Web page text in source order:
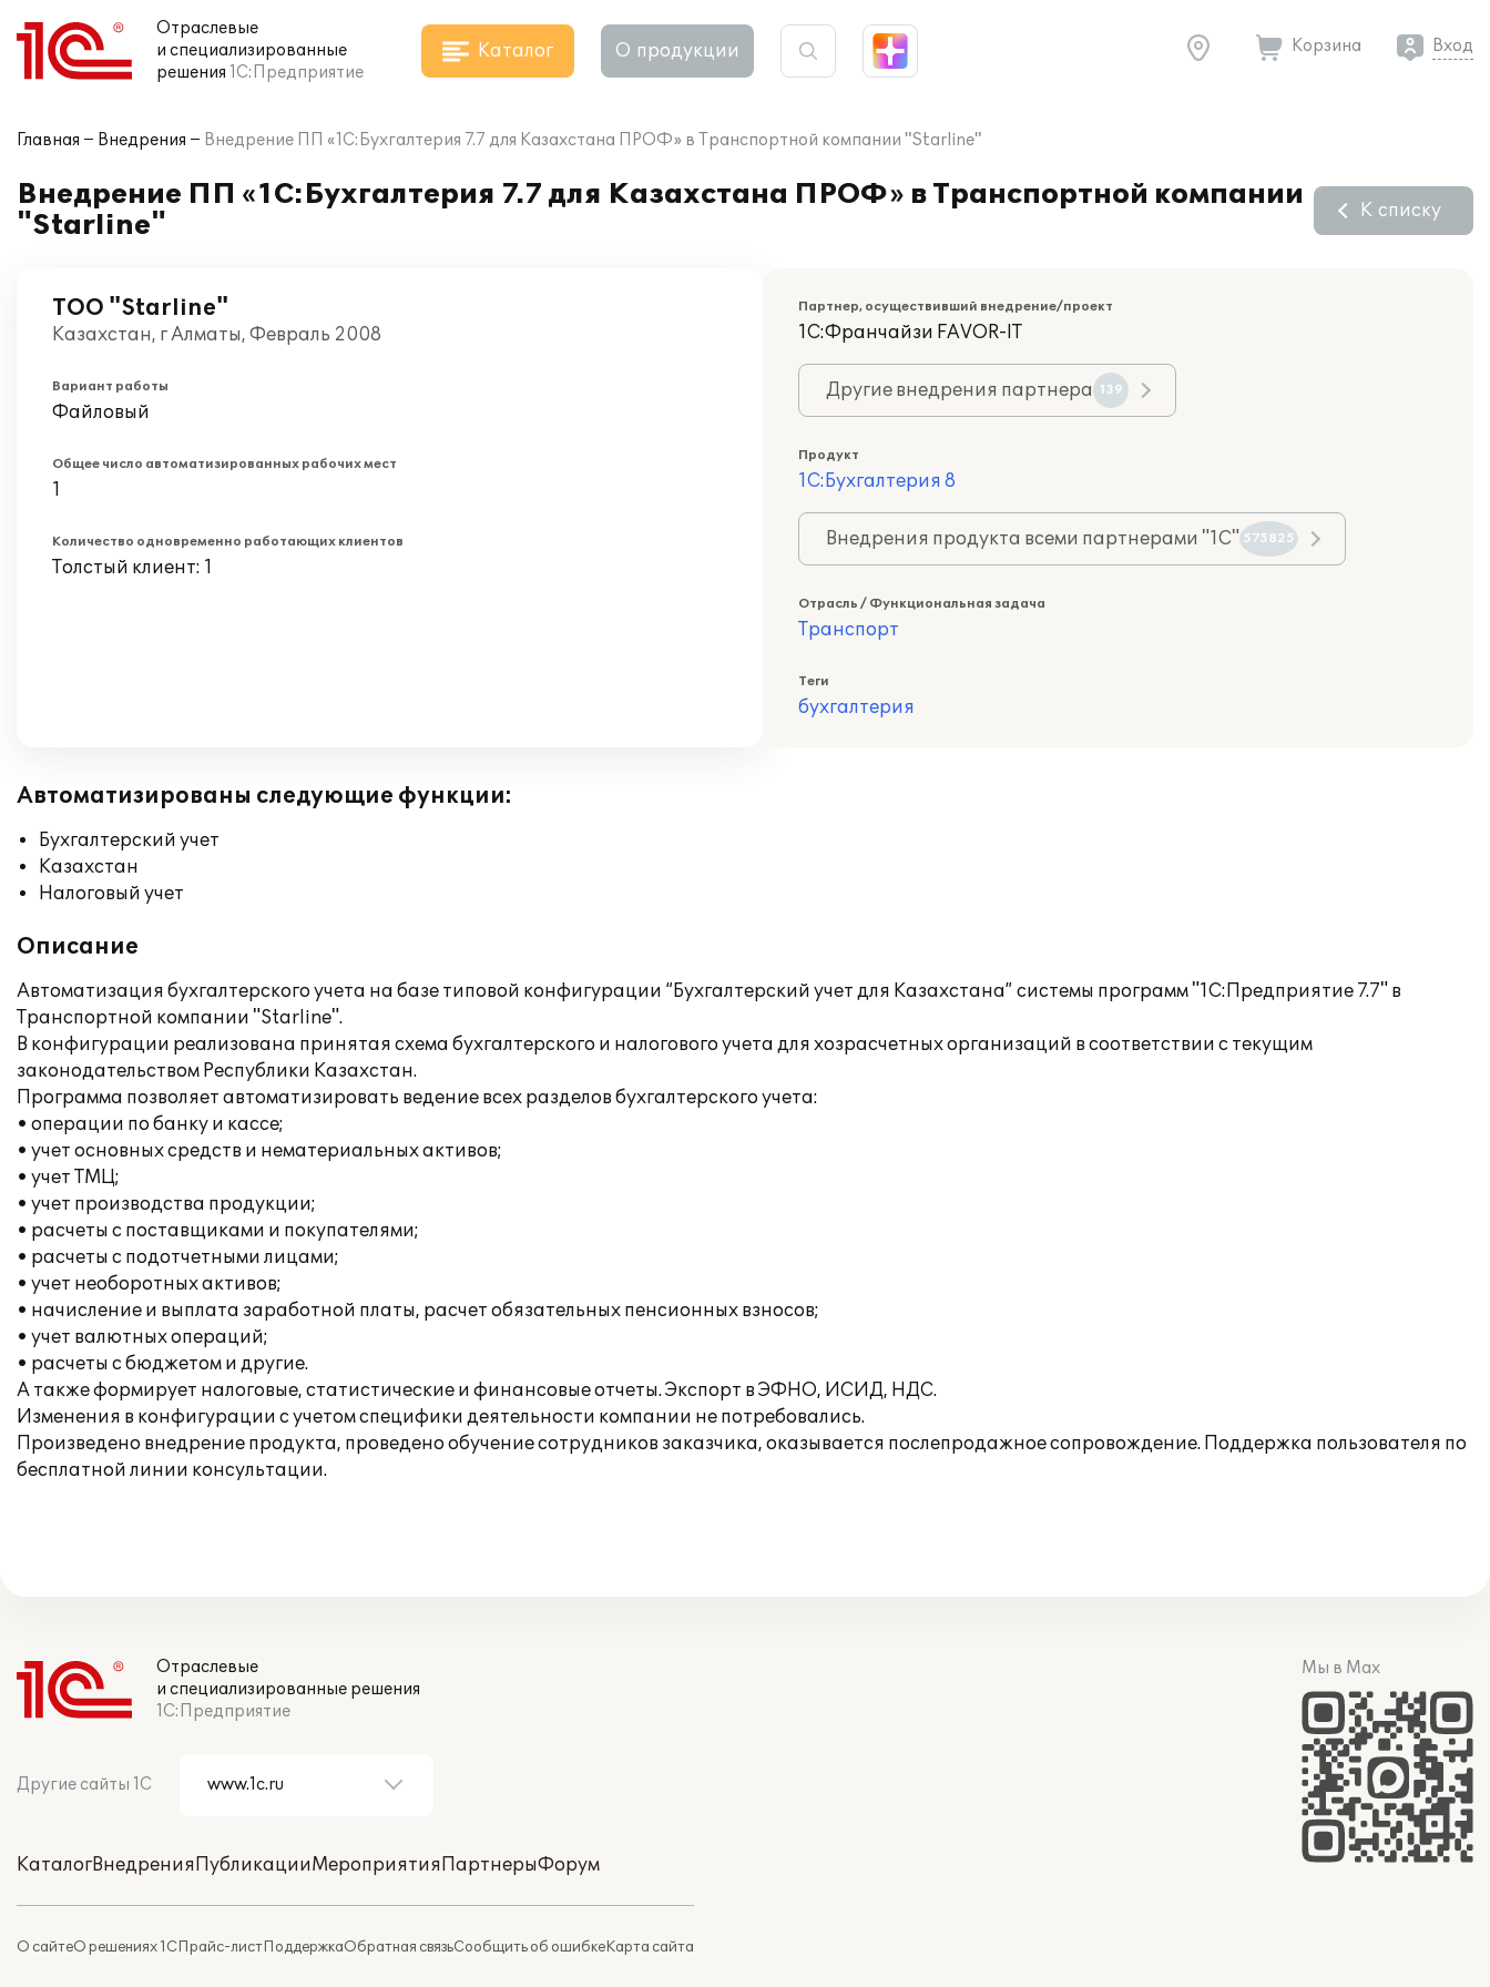
Отраслевые
и специализированные
решения 1С:Предприятие
Каталог О продукции Корзина Вход
Главная Внедрения Внедрение ПП «1С:Бухгалтерия 7.7 для Казахстана ПРОФ» в Транспортной компании "Starline"
Внедрение ПП «1С:Бухгалтерия 7.7 для Казахстана ПРОФ» в Транспортной компании
"Starline"
К списку
ТОО "Starline"
Казахстан, г Алматы, Февраль 2008
Вариант работы
Файловый
Общее число автоматизированных рабочих мест
1
Количество одновременно работающих клиентов
Толстый клиент: 1
Партнер, осуществивший внедрение/проект
1С:Франчайзи FAVOR-IT
Другие внедрения партнера 139
Продукт
1С:Бухгалтерия 8
Внедрения продукта всеми партнерами "1С" 575825
Отрасль / Функциональная задача
Транспорт
Теги
бухгалтерия
Автоматизированы следующие функции:
Бухгалтерский учет
Казахстан
Налоговый учет
Описание
Автоматизация бухгалтерского учета на базе типовой конфигурации “Бухгалтерский учет для Казахстана” системы программ "1С:Предприятие 7.7" в
Транспортной компании "Starline".
В конфигурации реализована принятая схема бухгалтерского и налогового учета для хозрасчетных организаций в соответствии с текущим
законодательством Республики Казахстан.
Программа позволяет автоматизировать ведение всех разделов бухгалтерского учета:
• операции по банку и кассе;
• учет основных средств и нематериальных активов;
• учет ТМЦ;
• учет производства продукции;
• расчеты с поставщиками и покупателями;
• расчеты с подотчетными лицами;
• учет необоротных активов;
• начисление и выплата заработной платы, расчет обязательных пенсионных взносов;
• учет валютных операций;
• расчеты с бюджетом и другие.
А также формирует налоговые, статистические и финансовые отчеты. Экспорт в ЭФНО, ИСИД, НДС.
Изменения в конфигурации с учетом специфики деятельности компании не потребовались.
Произведено внедрение продукта, проведено обучение сотрудников заказчика, оказывается послепродажное сопровождение. Поддержка пользователя по
бесплатной линии консультации.
Отраслевые
и специализированные решения
1С:Предприятие
Другие сайты 1С
КаталогВнедренияПубликацииМероприятияПартнерыФорум
О сайтеО решениях 1СПрайс-листПоддержкаОбратная связьСообщить об ошибкеКарта сайта
Мы в Max